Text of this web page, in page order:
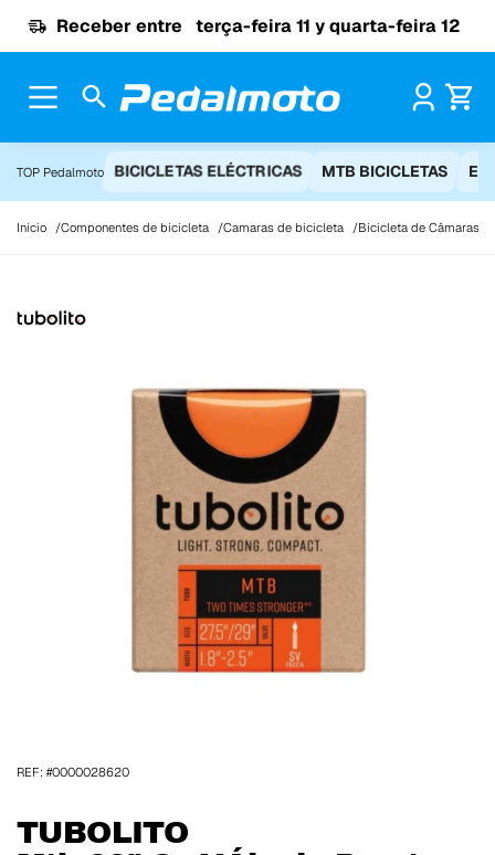
Receber entre terça-feira 11 y quarta-feira 12
TOP Pedalmoto BICICLETAS ELÉCTRICAS MTB BICICLETAS
Início Componentes de bicicleta Camaras de bicicleta Bicicleta de Câmaras
TUBOLITO
REF: #0000028620